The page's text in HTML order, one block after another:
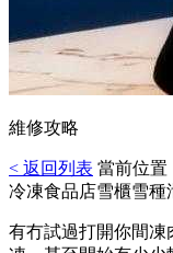
維修攻略
< 返回列表 當前位置
冷凍食品店雪櫃雪種
有冇試過打開你間凍